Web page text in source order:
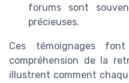
forums sont
précieuses.
Ces témoignages
compréhension de la
illustrent comment